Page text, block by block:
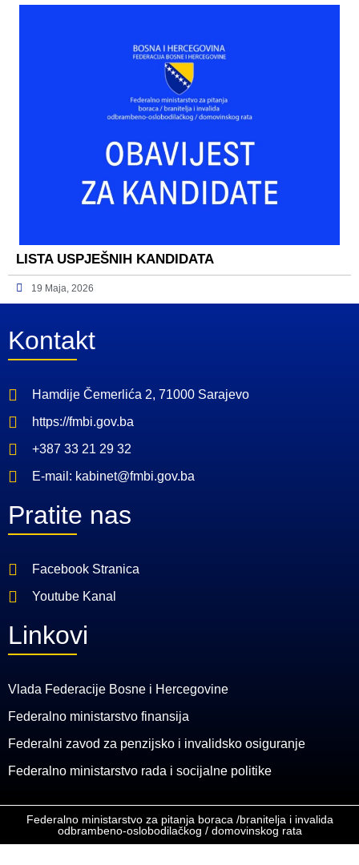
LISTA USPJEŠNIH KANDIDATA
19 Maja, 2026
Kontakt
Hamdije Čemerlića 2, 71000 Sarajevo
https://fmbi.gov.ba
+387 33 21 29 32
E-mail: kabinet@fmbi.gov.ba
Pratite nas
Facebook Stranica
Youtube Kanal
Linkovi
Vlada Federacije Bosne i Hercegovine
Federalno ministarstvo finansija
Federalni zavod za penzijsko i invalidsko osiguranje
Federalno ministarstvo rada i socijalne politike
Federalno ministarstvo za pitanja boraca /branitelja i invalida
odbrambeno-oslobodilačkog / domovinskog rata